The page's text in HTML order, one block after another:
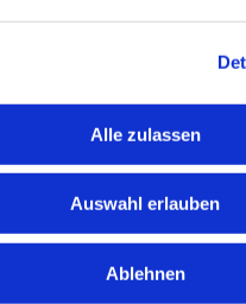
Cookies, um Inhalte und
unserer Website an unsere
Werbung und Analysen
diese Informationen
zusammen, die Sie
sie im Rahmen Ihrer
Alle zulassen
Auswahl erlauben
Ablehnen